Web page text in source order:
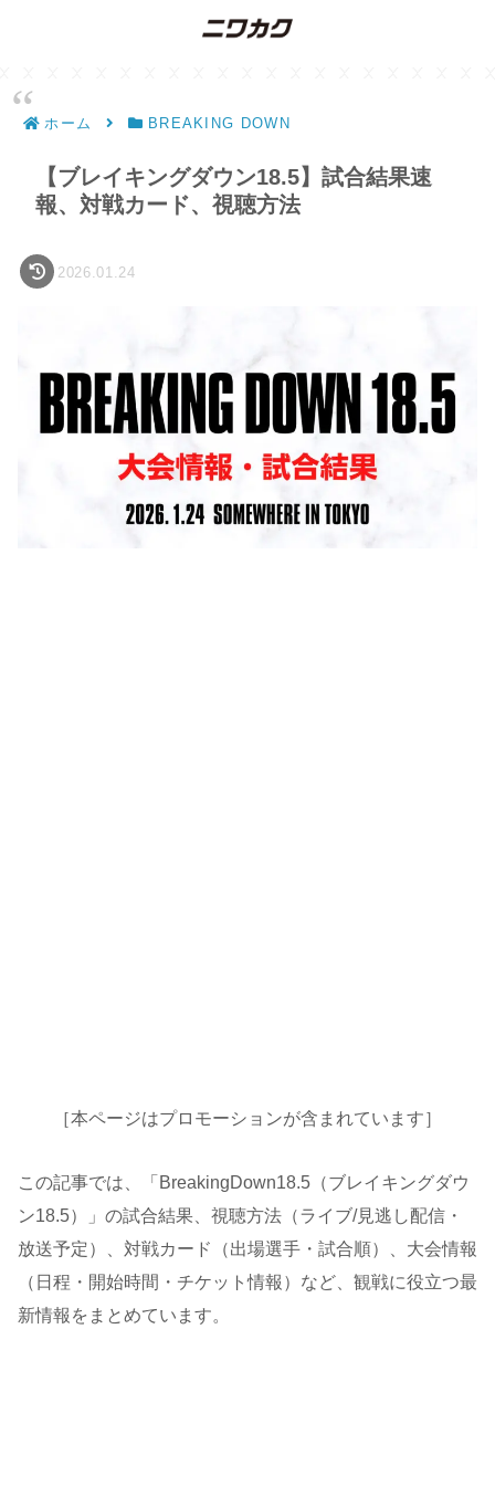
ホーム BREAKING DOWN
【ブレイキングダウン18.5】試合結果速
報、対戦カード、視聴方法
2026.01.24
［本ページはプロモーションが含まれています］
この記事では、「BreakingDown18.5（ブレイキングダウ
ン18.5）」の試合結果、視聴方法（ライブ/見逃し配信・
放送予定）、対戦カード（出場選手・試合順）、大会情報
（日程・開始時間・チケット情報）など、観戦に役立つ最
新情報をまとめています。